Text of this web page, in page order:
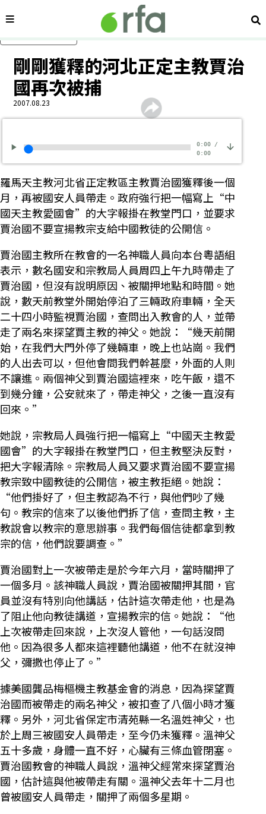
內容分類 搜
剛剛獲釋的河北正定主教賈治
國再次被捕
2007.08.23
0:00/
0:00
羅馬天主教河北省正定教區主教賈治國獲釋後一個
月，再被國安人員帶走。政府強行把一幅寫上“中
國天主教愛國會”的大字報掛在教堂門口，並要求
賈治國不要宣揚教宗支給中國教徒的公開信。
賈治國主教所在教會的一名神職人員向本台粵語組
表示，數名國安和宗教局人員周四上午九時帶走了
賈治國，但沒有說明原因、被關押地點和時間。她
說，數天前教堂外開始停泊了三輛政府車輛，全天
二十四小時監視賈治國，查問出入教會的人，並帶
走了兩名來探望賈主教的神父。她說：“幾天前開
始，在我們大門外停了幾輛車，晚上也站崗。我們
的人出去可以，但他會問我們幹甚麼，外面的人則
不讓進。兩個神父到賈治國這裡來，吃午飯，還不
到幾分鐘，公安就來了，帶走神父，之後一直沒有
回來。”
她說，宗教局人員強行把一幅寫上“中國天主教愛
國會”的大字報掛在教堂門口，但主教堅決反對，
把大字報清除。宗教局人員又要求賈治國不要宣揚
教宗致中國教徒的公開信，被主教拒絕。她說：
“他們掛好了，但主教認為不行，與他們吵了幾
句。教宗的信來了以後他們拆了信，查問主教，主
教說會以教宗的意思辦事。我們每個信徒都拿到教
宗的信，他們說要調查。”
賈治國對上一次被帶走是於今年六月，當時關押了
一個多月。該神職人員說，賈治國被關押其間，官
員並沒有特別向他講話，估計這次帶走他，也是為
了阻止他向教徒講道，宣揚教宗的信。她說：“他
上次被帶走回來說，上次沒人管他，一句話沒問
他。因為很多人都來這裡聽他講道，他不在就沒神
父，彌撒也停止了。”
據美國龔品梅樞機主教基金會的消息，因為探望賈
治國而被帶走的兩名神父，被扣查了八個小時才獲
釋。另外，河北省保定市清苑縣一名溫姓神父，也
於上周三被國安人員帶走，至今仍未獲釋。溫神父
五十多歲，身體一直不好，心臟有三條血管閉塞。
賈治國教會的神職人員說，溫神父經常來探望賈治
國，估計這與他被帶走有關。溫神父去年十二月也
曾被國安人員帶走，關押了兩個多星期。